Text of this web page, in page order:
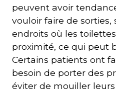
peuvent avoir
vouloir faire de sorties,
endroits où les
proximité, ce qui peut
Certains patients ont
besoin de porter des
éviter de mouiller